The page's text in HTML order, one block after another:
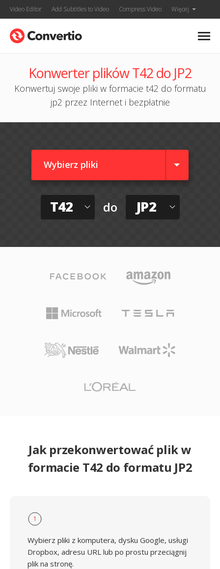
Video Editor Add Subtitles to Video Compress Video Więcej
Konwerter plików T42 do JP2
Konwertuj swoje pliki w formacie t42 do formatu
jp2 przez Internet i bezpłatnie
Wybierz pliki
T42 do JP2
Jak przekonwertować plik w
formacie T42 do formatu JP2
1
Wybierz pliki z komputera, dysku Google, usługi
Dropbox, adresu URL lub po prostu przeciągnij
plik na stronę.